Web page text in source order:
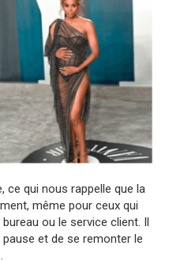
ce qui nous rappelle que la
même pour ceux qui
ou le service client. Il
et de se remonter le